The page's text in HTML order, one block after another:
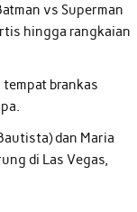
vs Superman
hingga rangkaian
brankas
dan Maria
di Las Vegas,